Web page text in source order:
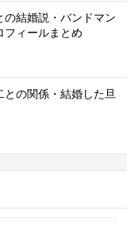
結婚説・バンドマン
フィールまとめ
の関係・結婚した旦